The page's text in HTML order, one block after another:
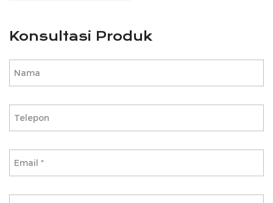
Konsultasi Produk